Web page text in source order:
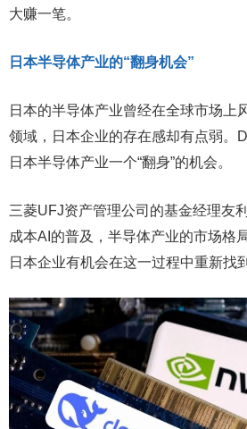
大赚一笔。
日本半导体产业的“翻身机会”
日本的半导体产业曾经在全球市场上
领域，日本企业的存在感却有点弱。
日本半导体产业一个“翻身”的机会。
三菱UFJ资产管理公司的基金经理友
成本AI的普及，半导体产业的市场格
日本企业有机会在这一过程中重新找